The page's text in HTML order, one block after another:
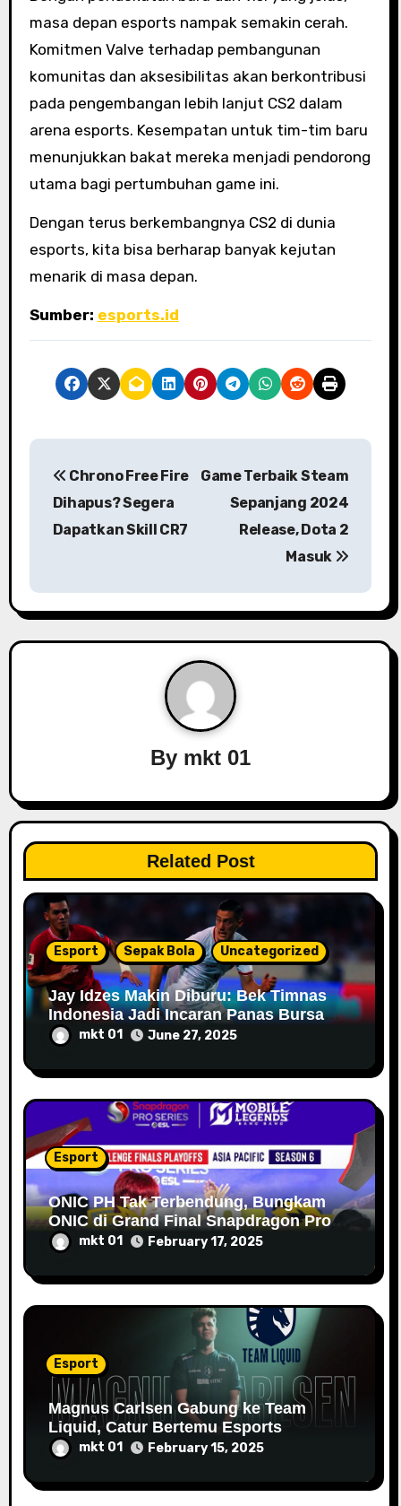
masa depan esports nampak semakin cerah.
Komitmen Valve terhadap pembangunan
komunitas dan aksesibilitas akan berkontribusi
pada pengembangan lebih lanjut CS2 dalam
arena esports. Kesempatan untuk tim-tim baru
menunjukkan bakat mereka menjadi pendorong
utama bagi pertumbuhan game ini.
Dengan terus berkembangnya CS2 di dunia
esports, kita bisa berharap banyak kejutan
menarik di masa depan.
Sumber: esports.id
n
a
t
o
n
Chrono Free Fire
Dihapus? Segera
Dapatkan Skill CR7
Game Terbaik Steam
Sepanjang 2024
Release, Dota 2
Masuk
By mkt 01
Related Post
Esport Sepak Bola Uncategorized
Jay Idzes Makin Diburu: Bek Timnas
Indonesia Jadi Incaran Panas Bursa
Transfer 2025
mkt 01 June 27, 2025
Esport
ONIC PH Tak Terbendung, Bungkam
ONIC di Grand Final Snapdragon Pro
Series Season 6 APAC
mkt 01 February 17, 2025
Esport
Magnus Carlsen Gabung ke Team
Liquid, Catur Bertemu Esports
mkt 01 February 15, 2025